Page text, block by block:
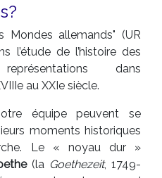
Mondes allemands" (UR
l’étude de l’histoire des
dans
au XXIe siècle.
équipe peuvent se
moments historiques
Le « noyau dur »
(la Goethezeit, 1749-